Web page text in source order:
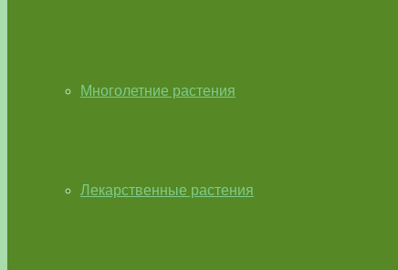
Многолетние растения
Лекарственные растения